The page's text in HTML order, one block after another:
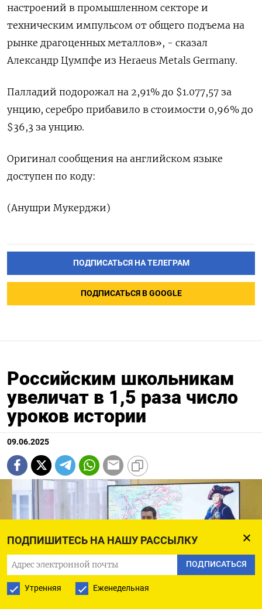
ПОДПИШИТЕСЬ НА НАШУ РАССЫЛКУ
ПОДПИСАТЬСЯ
Утренняя Еженедельная
настроений в промышленном секторе и
техническим импульсом от общего подъема на
рынке драгоценных металлов», - сказал
Александр Цумпфе из Heraeus Metals Germany.
Палладий подорожал на 2,91% до $1.077,57​​ за
унцию, серебро прибавило в стоимости 0,96% до
$36,3​ за унцию.
Оригинал сообщения на английском языке
доступен по коду:
(Анушри Мукерджи)
ПОДПИСАТЬСЯ НА ТЕЛЕГРАМ
ПОДПИСАТЬСЯ В GOOGLE
Российским школьникам
увеличат в 1,5 раза число
уроков истории
09.06.2025